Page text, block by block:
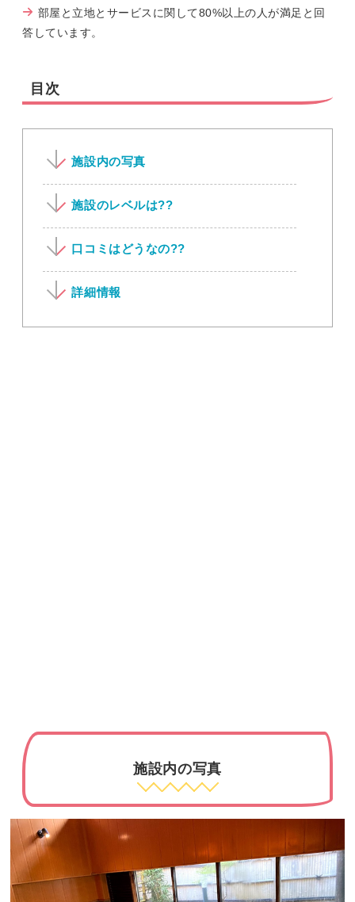
部屋と立地とサービスに関して80%以上の人が満足と回
答しています。
目次
施設内の写真
施設のレベルは??
口コミはどうなの??
詳細情報
施設内の写真